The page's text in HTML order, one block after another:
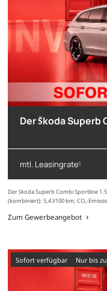
Der Škoda Superb
mtl. Leasingrate1
Der Škoda Superb Combi Sportline
(kombiniert): 5,4 l/100 km; CO₂-
Zum Gewerbeangebot
sofort verfügbar nur bis